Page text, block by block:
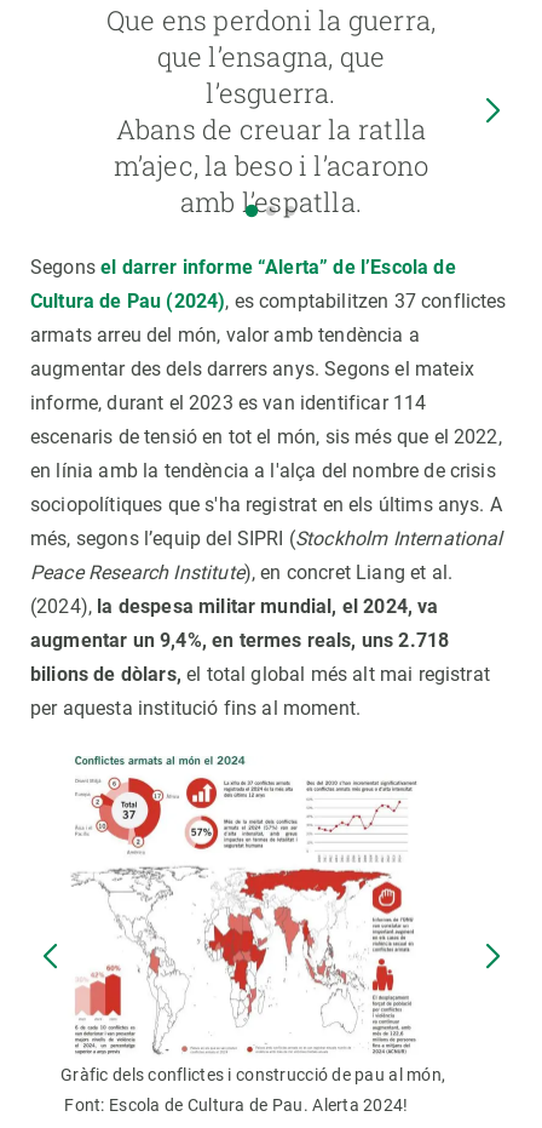
Que ens perdoni la guerra,
que l’ensagna, que
l’esguerra.
Abans de creuar la ratlla
m’ajec, la beso i l’acarono
amb l’espatlla.
Segonsel darrer informe “Alerta” de l’Escola de
Cultura de Pau (2024), es comptabilitzen 37 conflictes
armats arreu del món, valor amb tendència a
augmentar des dels darrers anys. Segons el mateix
informe, durant el 2023 es van identificar 114
escenaris de tensió en tot el món, sis més que el 2022,
en línia amb la tendència a l'alça del nombre de crisis
sociopolítiques que s'ha registrat en els últims anys. A
més, segons l’equip del SIPRI (Stockholm International
Peace Research Institute), en concret Liang et al.
(2024), la despesa militar mundial, el 2024, va
augmentar un 9,4%, en termes reals, uns 2.718
bilions de dòlars,el total global més alt mai registrat
per aquesta institució fins al moment.
Gràfic dels conflictes i construcció de pau al món,
Font: Escola de Cultura de Pau. Alerta 2024!